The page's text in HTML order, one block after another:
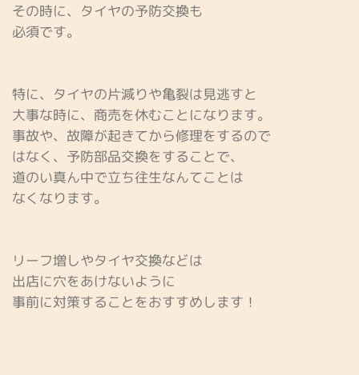
その時に、タイヤの予防交換も
必須です。
特に、タイヤの片減りや亀裂は見逃すと
大事な時に、商売を休むことになります。
事故や、故障が起きてから修理をするので
はなく、予防部品交換をすることで、
道のい真ん中で立ち往生なんてことは
なくなります。
リーフ増しやタイヤ交換などは
出店に穴をあけないように
事前に対策することをおすすめします！